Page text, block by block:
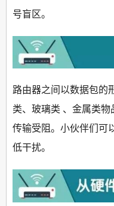
号盲区。
路由器之间以数据包的
类、玻璃类 、金属类
传输受阻。小伙伴们可
低干扰。